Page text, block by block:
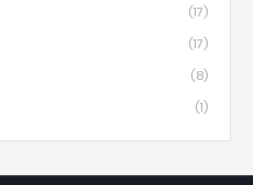
(17)
(17)
(8)
(1)